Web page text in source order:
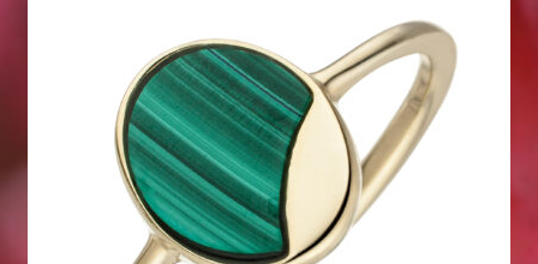
Woocommerce Predictive Search